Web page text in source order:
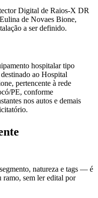
Digital de Raios-X DR
de Novaes Bione,
a ser definido.
hospitalar tipo
ao Hospital
pertencente à rede
PE, conforme
nos autos e demais
natureza e tags — é
ramo, sem ler edital por